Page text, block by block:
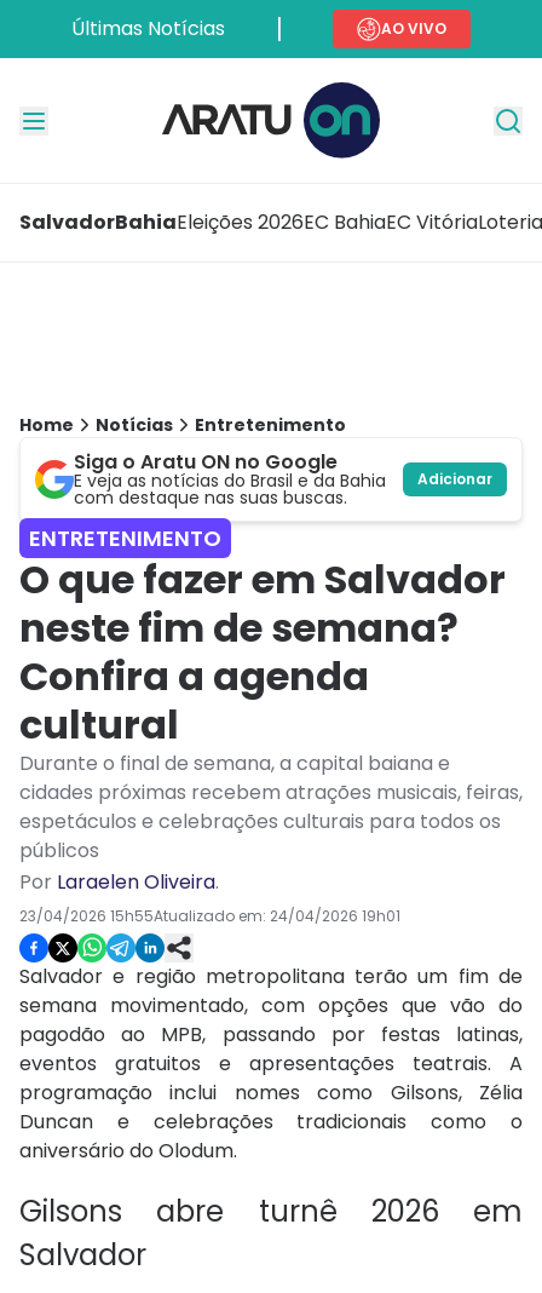
Últimas Notícias AO VIVO
SalvadorBahiaEleições 2026EC BahiaEC Vitória
Home Notícias Entretenimento
Siga o Aratu ON no Google
E veja as notícias do Brasil e da Bahia
com destaque nas suas buscas.
Adicionar
ENTRETENIMENTO
O que fazer em Salvador
neste fim de semana?
Confira a agenda
cultural
Durante o final de semana, a capital baiana e
cidades próximas recebem atrações musicais, feiras,
espetáculos e celebrações culturais para todos os
públicos
Por Laraelen Oliveira.
23/04/2026 15h55Atualizado em: 24/04/2026 19h01
Salvador e região metropolitana terão um fim de
semana movimentado, com opções que vão do
pagodão ao MPB, passando por festas latinas,
eventos gratuitos e apresentações teatrais. A
programação inclui nomes como Gilsons, Zélia
Duncan e celebrações tradicionais como o
aniversário do Olodum.
Gilsons abre turnê 2026 em
Salvador